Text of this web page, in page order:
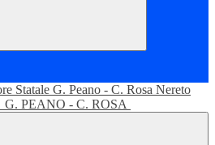
G. PEANO - C. ROSA